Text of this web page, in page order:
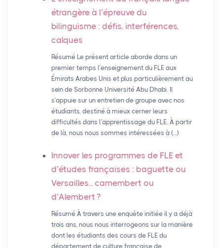
étrangère à l’épreuve du
bilinguisme : défis, interférences,
calques
Résumé Le présent article aborde dans un
premier temps l’enseignement du FLE aux
Émirats Arabes Unis et plus particulièrement au
sein de Sorbonne Université Abu Dhabi. Il
s’appuie sur un entretien de groupe avec nos
étudiants, destiné à mieux cerner leurs
difficultés dans l’apprentissage du FLE. À partir
de là, nous nous sommes intéressées à (…)
Innover les programmes de FLE et
d’études françaises : baguette ou
Versailles... camembert ou
d’Alembert ?
Résumé À travers une enquête initiée il y a déjà
trois ans, nous nous interrogeons sur la manière
dont les étudiants des cours de FLE du
département de culture française de